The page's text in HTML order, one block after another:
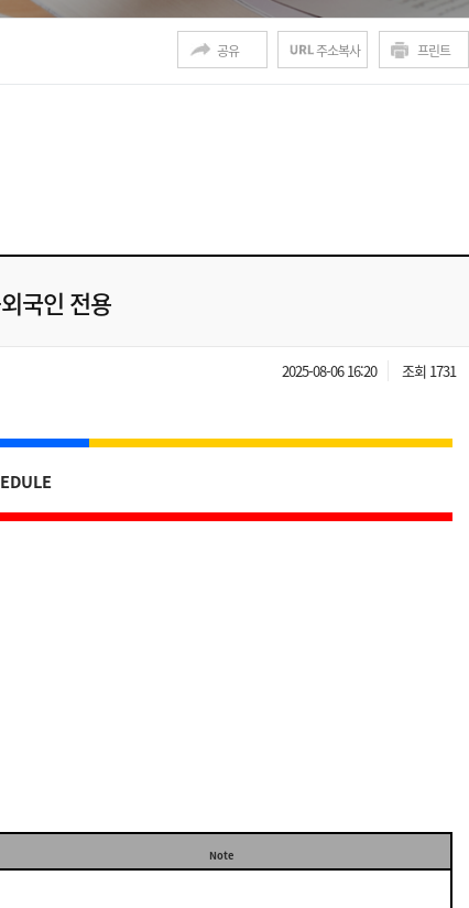
주소복사 프린트
공유
국인 전용
2025-08-06 16:20 조회 1731
Note